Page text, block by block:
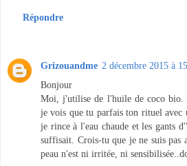
Répondre
Grizouandme 2 décembre 2015 à
Bonjour
Moi, j'utilise de l'huile de coco bio.
je vois que tu parfais ton rituel avec
je rince à l'eau chaude et les gants
suffisait. Crois-tu que je ne suis pas
peau n'est ni irritée, ni